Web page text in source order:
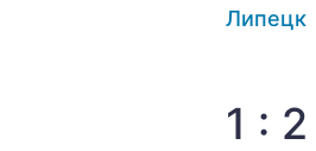
Липецк
1 : 2